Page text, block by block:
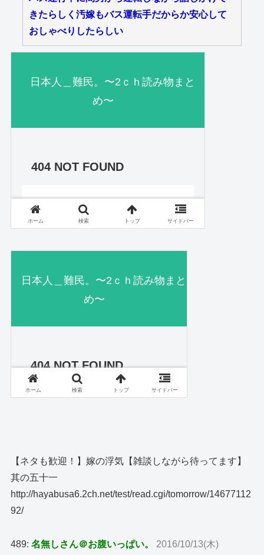
きたらしく汚嫁もバス運転手だからか安心して
おしゃべりしたらしい
【ネタも歓迎！】嫁の浮気【雑談しながら待ってます】
其の五十一
http://hayabusa6.2ch.net/test/read.cgi/tomorrow/14677112
92/
489:名無しさん＠お腹いっぱい。
2016/10/13(木)